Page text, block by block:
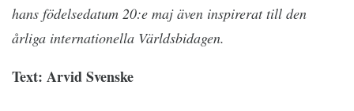
hans födelsedatum 20:e maj även inspirerat till den
årliga internationella Världsbidagen.
Text: Arvid Svenske